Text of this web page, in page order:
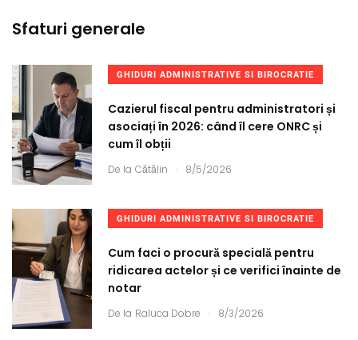
Sfaturi generale
GHIDURI ADMINISTRATIVE SI BIROCRATIE
Cazierul fiscal pentru administratori și
asociați în 2026: când îl cere ONRC și
cum îl obții
De la Cătălin . 8/5/2026
GHIDURI ADMINISTRATIVE SI BIROCRATIE
Cum faci o procură specială pentru
ridicarea actelor și ce verifici înainte de
notar
De la Raluca Dobre . 8/3/2026